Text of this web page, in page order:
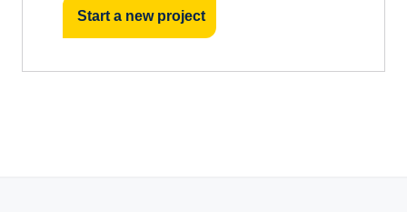
Start a new project